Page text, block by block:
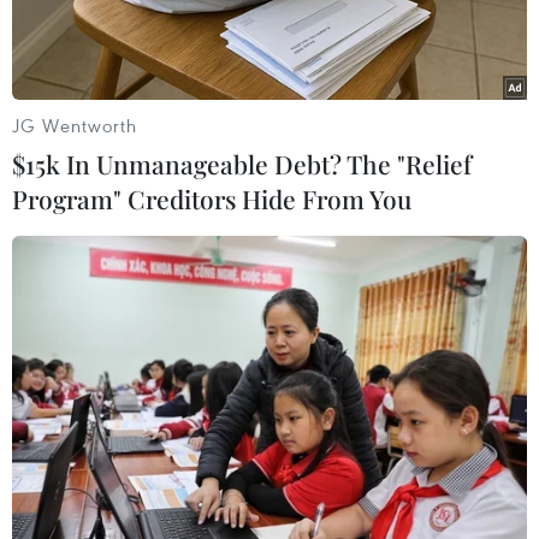
“Gặp nhau cuối năm” là một điểm nhấn trong loạt chương trình
truyền hình tối 30 Tết Giáp Thìn. (Ảnh: VTV)
Chào xuân Giáp Thìn 2024, Đài Truyền hình Việt
Nam thực hiện nhiều chương trình trọng điểm,
đề tài đa dạng cùng cách thể hiện sáng tạo, mới
JG Wentworth
$15k In Unmanageable Debt? The "Relief
Program" Creditors Hide From You